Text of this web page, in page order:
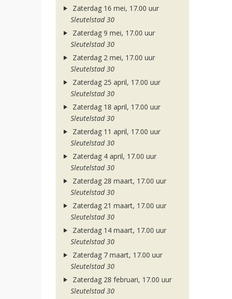
Zaterdag 16 mei, 17.00 uur
Sleutelstad 30
Zaterdag 9 mei, 17.00 uur
Sleutelstad 30
Zaterdag 2 mei, 17.00 uur
Sleutelstad 30
Zaterdag 25 april, 17.00 uur
Sleutelstad 30
Zaterdag 18 april, 17.00 uur
Sleutelstad 30
Zaterdag 11 april, 17.00 uur
Sleutelstad 30
Zaterdag 4 april, 17.00 uur
Sleutelstad 30
Zaterdag 28 maart, 17.00 uur
Sleutelstad 30
Zaterdag 21 maart, 17.00 uur
Sleutelstad 30
Zaterdag 14 maart, 17.00 uur
Sleutelstad 30
Zaterdag 7 maart, 17.00 uur
Sleutelstad 30
Zaterdag 28 februari, 17.00 uur
Sleutelstad 30